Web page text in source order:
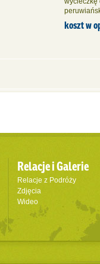
koszt w
Relacje i Galerie
Relacje z Podróży
Zdjęcia
Wideo